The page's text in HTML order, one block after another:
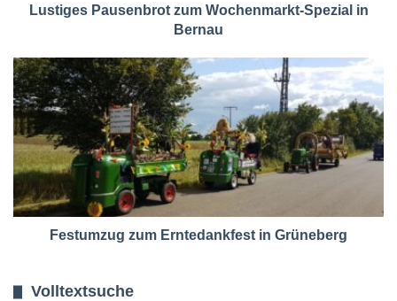
Lustiges Pausenbrot zum Wochenmarkt-Spezial in
Bernau
Festumzug zum Erntedankfest in Grüneberg
Volltextsuche